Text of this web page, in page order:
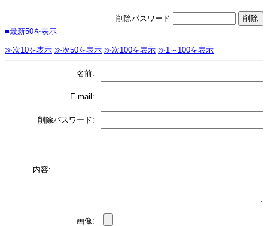
削除パスワード
■最新50を表示
≫次10を表示 ≫次50を表示 ≫次100を表示 ≫1～100を表示
名前:
E-mail:
削除パスワード:
内容:
画像: